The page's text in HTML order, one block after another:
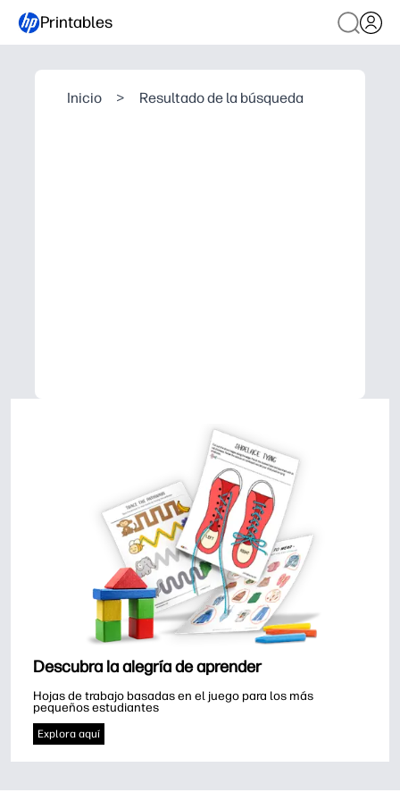
Printables
Inicio > Resultado de la búsqueda
Descubra la alegría de aprender
Hojas de trabajo basadas en el juego para los más
pequeños estudiantes
Explora aquí